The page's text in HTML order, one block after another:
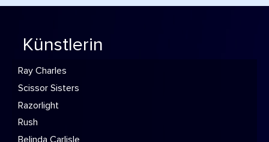
Künstlerin
Ray Charles
Scissor Sisters
Razorlight
Rush
Belinda Carlisle